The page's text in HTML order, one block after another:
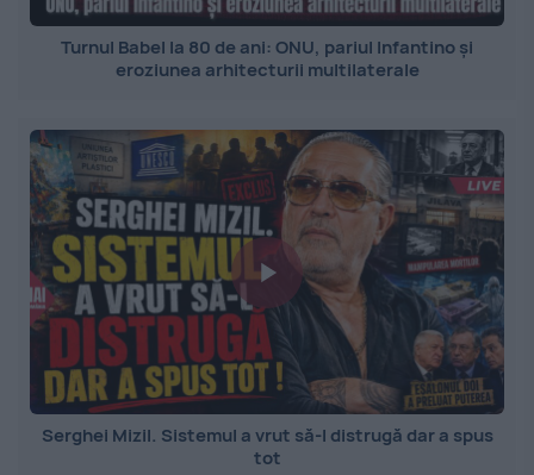
Turnul Babel la 80 de ani: ONU, pariul Infantino și
eroziunea arhitecturii multilaterale
Serghei Mizil. Sistemul a vrut să-l distrugă dar a spus
tot